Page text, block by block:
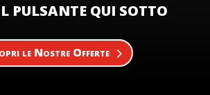
PULSANTE QUI SOTTO
le Nostre Offerte